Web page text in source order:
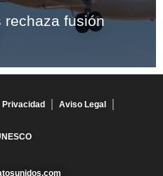
rechaza fusión
Privacidad Aviso Legal